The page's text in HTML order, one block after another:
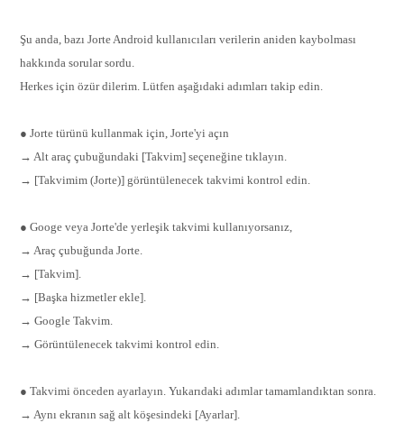
Şu anda, bazı Jorte Android kullanıcıları verilerin aniden kaybolması
hakkında sorular sordu.
Herkes için özür dilerim. Lütfen aşağıdaki adımları takip edin.
● Jorte türünü kullanmak için, Jorte'yi açın
→ Alt araç çubuğundaki [Takvim] seçeneğine tıklayın.
→ [Takvimim (Jorte)] görüntülenecek takvimi kontrol edin.
● Googe veya Jorte'de yerleşik takvimi kullanıyorsanız,
→ Araç çubuğunda Jorte.
→ [Takvim].
→ [Başka hizmetler ekle].
→ Google Takvim.
→ Görüntülenecek takvimi kontrol edin.
● Takvimi önceden ayarlayın. Yukarıdaki adımlar tamamlandıktan sonra.
→ Aynı ekranın sağ alt köşesindeki [Ayarlar].